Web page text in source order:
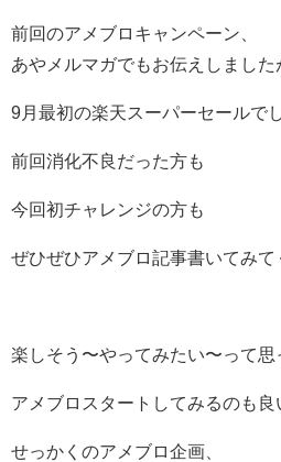
前回のアメブロキャンペーン、
あやメルマガでもお伝えしました
9月最初の楽天スーパーセールでし
前回消化不良だった方も
今回初チャレンジの方も
ぜひぜひアメブロ記事書いてみて
楽しそう〜やってみたい〜って思
アメブロスタートしてみるのも良
せっかくのアメブロ企画、